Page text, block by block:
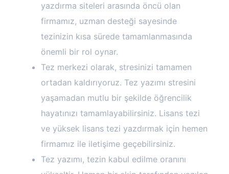
yazdırma siteleri arasında öncü olan
firmamız, uzman desteği sayesinde
tezinizin kısa sürede tamamlanmasında
önemli bir rol oynar.
Tez merkezi olarak, stresinizi tamamen
ortadan kaldırıyoruz. Tez yazımı stresini
yaşamadan mutlu bir şekilde öğrencilik
hayatınızı tamamlayabilirsiniz. Lisans tezi
ve yüksek lisans tezi yazdırmak için hemen
firmamız ile iletişime geçebilirsiniz.
Tez yazımı, tezin kabul edilme oranını